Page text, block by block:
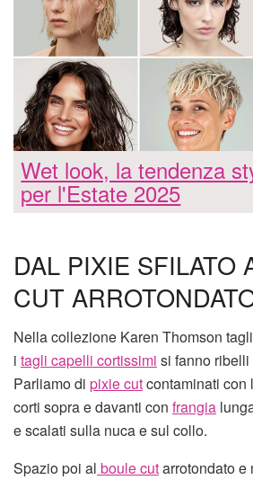
Wet look, la tendenza
per l'Estate 2025
DAL PIXIE SFILATO
CUT
Nella collezione Karen Thomson
i tagli capelli cortissimi si fanno
Parliamo di pixie cutcontaminati con
corti sopra e davanti con frangia
e scalati sulla nuca e sul collo.
Spazio poi al boule cutarrotondato e